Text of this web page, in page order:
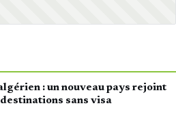
: un nouveau pays rejoint
sans visa